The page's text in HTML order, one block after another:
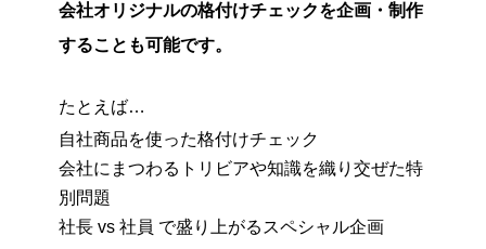
会社オリジナルの格付けチェックを企画・制作
することも可能です。
たとえば…
自社商品を使った格付けチェック
会社にまつわるトリビアや知識を織り交ぜた特
別問題
社長 vs 社員 で盛り上がるスペシャル企画